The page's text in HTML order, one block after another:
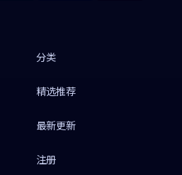
分类
精选推荐
最新更新
注册